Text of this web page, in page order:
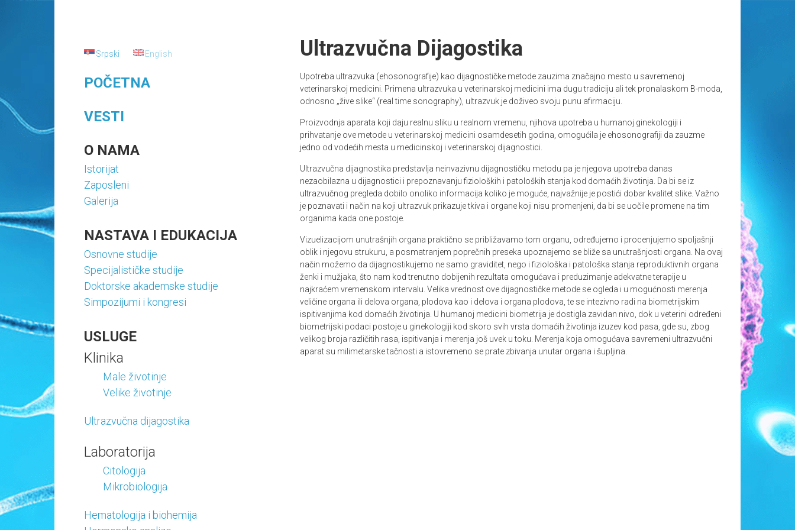
porodiljstvo,
sterilitet
veštačku
oplodnju
Sajt
Katedre
sterilitet
veštačku
oplodnju
Ultrazvučna Dijagostika
Upotreba ultrazvuka (ehosonografije) kao dijagnostičke metode zauzima značajno mesto u savremenoj
veterinarskoj medicini. Primena ultrazvuka u veterinarskoj medicini ima dugu tradiciju ali tek pronalaskom B-moda,
odnosno „žive slike“ (real time sonography), ultrazvuk je doživeo svoju punu afirmaciju.
Proizvodnja aparata koji daju realnu sliku u realnom vremenu, njihova upotreba u humanoj ginekologiji i
prihvatanje ove metode u veterinarskoj medicini osamdesetih godina, omogućila je ehosonografiji da zauzme
jedno od vodećih mesta u medicinskoj i veterinarskoj dijagnostici.
Ultrazvučna dijagnostika predstavlja neinvazivnu dijagnostičku metodu pa je njegova upotreba danas
nezaobilazna u dijagnostici i prepoznavanju fizioloških i patoloških stanja kod domaćih životinja. Da bi se iz
ultrazvučnog pregleda dobilo onoliko informacija koliko je moguće, najvažnije je postići dobar kvalitet slike. Važno
je poznavati i način na koji ultrazvuk prikazuje tkiva i organe koji nisu promenjeni, da bi se uočile promene na tim
organima kada one postoje.
Vizuelizacijom unutrašnjih organa praktično se približavamo tom organu, određujemo i procenjujemo spoljašnji
oblik i njegovu strukuru, a posmatranjem poprečnih preseka upoznajemo se bliže sa unutrašnjosti organa. Na ovaj
način možemo da dijagnostikujemo ne samo graviditet, nego i fiziološka i patološka stanja reproduktivnih organa
ženki i mužjaka, što nam kod trenutno dobijenih rezultata omogućava i preduzimanje adekvatne terapije u
najkraćem vremenskom intervalu. Velika vrednost ove dijagnostičke metode se ogleda i u mogućnosti merenja
veličine organa ili delova organa, plodova kao i delova i organa plodova, te se intezivno radi na biometrijskim
ispitivanjima kod domaćih životinja. U humanoj medicini biometrija je dostigla zavidan nivo, dok u veterini određeni
biometrijski podaci postoje u ginekologiji kod skoro svih vrsta domaćih životinja izuzev kod pasa, gde su, zbog
velikog broja različitih rasa, ispitivanja i merenja još uvek u toku. Merenja koja omogućava savremeni ultrazvučni
aparat su milimetarske tačnosti a istovremeno se prate zbivanja unutar organa i šupljina.
Srpski English
POČETNA
VESTI
O NAMA
Istorijat
Zaposleni
Galerija
NASTAVA I EDUKACIJA
Osnovne studije
Specijalističke studije
Doktorske akademske studije
Simpozijumi i kongresi
USLUGE
Klinika
Male životinje
Velike životinje
Ultrazvučna dijagostika
Laboratorija
Citologija
Mikrobiologija
Hematologija i biohemija